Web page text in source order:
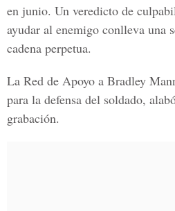
en junio. Un veredicto de
ayudar al enemigo conlleva una
cadena perpetua.
La Red de Apoyo a Bradley
para la defensa del soldado,
grabación.